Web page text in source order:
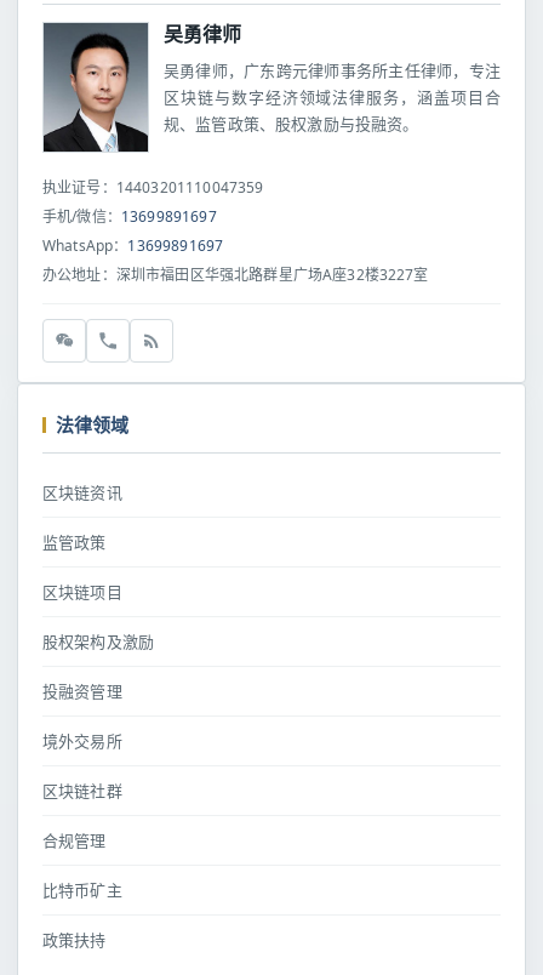
吴勇律师
吴勇律师，广东跨元律师事务所主任律师，专注
区块链与数字经济领域法律服务，涵盖项目合
规、监管政策、股权激励与投融资。
执业证号：14403201110047359
手机/微信： 13699891697
WhatsApp： 13699891697
办公地址：深圳市福田区华强北路群星广场A座32楼3227室
法律领域
区块链资讯
监管政策
区块链项目
股权架构及激励
投融资管理
境外交易所
区块链社群
合规管理
比特币矿主
政策扶持